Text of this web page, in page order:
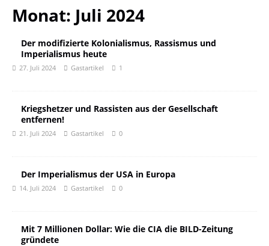
Monat: Juli 2024
Der modifizierte Kolonialismus, Rassismus und
Imperialismus heute
27. Juli 2024 Gastartikel 1
Kriegshetzer und Rassisten aus der Gesellschaft
entfernen!
21. Juli 2024 Gastartikel 0
Der Imperialismus der USA in Europa
14. Juli 2024 Gastartikel 0
Mit 7 Millionen Dollar: Wie die CIA die BILD-Zeitung
gründete